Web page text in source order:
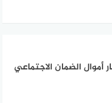
الضمان الاجتماعي